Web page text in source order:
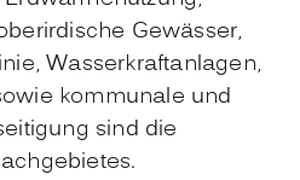
Gewässer,
Wasserkraftanlagen,
kommunale und
sind die